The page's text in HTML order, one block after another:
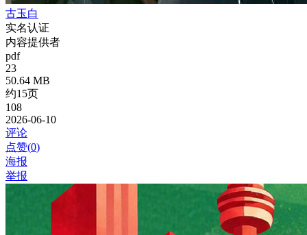
古玉白
实名认证
内容提供者
pdf
23
50.64 MB
约15页
108
2026-06-10
评论
点赞(0)
海报
举报